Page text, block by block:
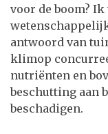
voor de boom?
antwoord van
klimop
nutriënten en
beschutting aan
beschadigen.